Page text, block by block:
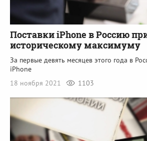
Поставки iPhone в Россию
историческому максимуму
За первые девять месяцев этого года в
iPhone
18 ноября 2021
1103